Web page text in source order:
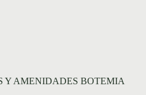
Y AMENIDADES BOTEMIA